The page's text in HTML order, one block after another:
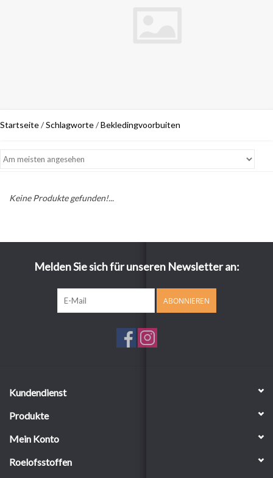
Startseite/Schlagworte/Bekledingvoorbuiten
Keine Produkte gefunden!...
Melden Sie sich für unseren Newsletter an:
ABONNIEREN
Kundendienst
Produkte
Mein Konto
Roelofsstoffen